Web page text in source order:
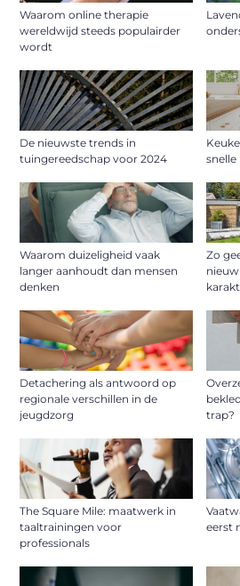
Waarom online therapie
wereldwijd steeds populairder
wordt
De nieuwste trends in
tuingereedschap voor 2024
Waarom duizeligheid vaak
langer aanhoudt dan mensen
denken
Zo
Detachering als antwoord op
regionale verschillen in de
jeugdzorg
trap?
The Square Mile: maatwerk in
taaltrainingen voor
professionals
eerst